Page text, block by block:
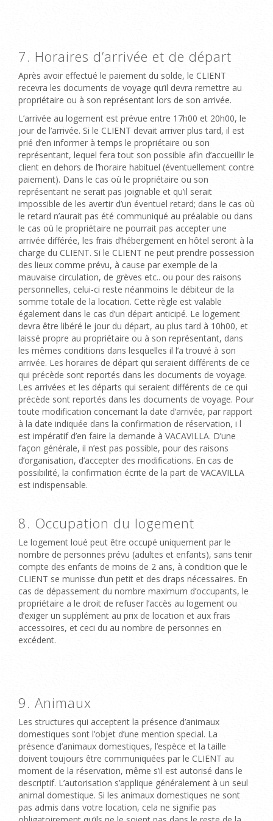
7. Horaires d’arrivée et de départ
Après avoir effectué le paiement du solde, le CLIENT
recevra les documents de voyage qu’il devra remettre au
propriétaire ou à son représentant lors de son arrivée.
L’arrivée au logement est prévue entre 17h00 et 20h00, le
jour de l’arrivée. Si le CLIENT devait arriver plus tard, il est
prié d’en informer à temps le propriétaire ou son
représentant, lequel fera tout son possible afin d’accueillir le
client en dehors de l’horaire habituel (éventuellement contre
paiement). Dans le cas où le propriétaire ou son
représentant ne serait pas joignable et qu’il serait
impossible de les avertir d’un éventuel retard; dans le cas où
le retard n’aurait pas été communiqué au préalable ou dans
le cas où le propriétaire ne pourrait pas accepter une
arrivée différée, les frais d’hébergement en hôtel seront à la
charge du CLIENT. Si le CLIENT ne peut prendre possession
des lieux comme prévu, à cause par exemple de la
mauvaise circulation, de grèves etc.. ou pour des raisons
personnelles, celui-ci reste néanmoins le débiteur de la
somme totale de la location. Cette règle est valable
également dans le cas d’un départ anticipé. Le logement
devra être libéré le jour du départ, au plus tard à 10h00, et
laissé propre au propriétaire ou à son représentant, dans
les mêmes conditions dans lesquelles il l’a trouvé à son
arrivée. Les horaires de départ qui seraient différents de ce
qui précède sont reportés dans les documents de voyage.
Les arrivées et les départs qui seraient différents de ce qui
précède sont reportés dans les documents de voyage. Pour
toute modification concernant la date d’arrivée, par rapport
à la date indiquée dans la confirmation de réservation, i l
est impératif d’en faire la demande à VACAVILLA. D’une
façon générale, il n’est pas possible, pour des raisons
d’organisation, d’accepter des modifications. En cas de
possibilité, la confirmation écrite de la part de VACAVILLA
est indispensable.
8. Occupation du logement
Le logement loué peut être occupé uniquement par le
nombre de personnes prévu (adultes et enfants), sans tenir
compte des enfants de moins de 2 ans, à condition que le
CLIENT se munisse d’un petit et des draps nécessaires. En
cas de dépassement du nombre maximum d’occupants, le
propriétaire a le droit de refuser l’accès au logement ou
d’exiger un supplément au prix de location et aux frais
accessoires, et ceci du au nombre de personnes en
excédent.
9. Animaux
Les structures qui acceptent la présence d’animaux
domestiques sont l’objet d’une mention special. La
présence d’animaux domestiques, l’espèce et la taille
doivent toujours être communiquées par le CLIENT au
moment de la réservation, même s’il est autorisé dans le
descriptif. L’autorisation s’applique généralement à un seul
animal domestique. Si les animaux domestiques ne sont
pas admis dans votre location, cela ne signifie pas